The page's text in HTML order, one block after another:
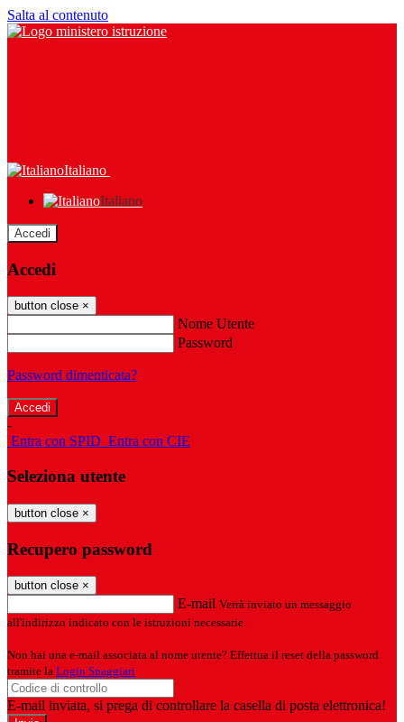
Salta al contenuto
Italiano
Italiano
Accedi
Accedi
button close ×
Nome Utente
Password
Password dimenticata?
-
Entra con SPID Entra con CIE
Seleziona utente
button close ×
Recupero password
button close ×
E-mail Verrà inviato un messaggio
all'indirizzo indicato con le istruzioni necessarie.
Non hai una e-mail associata al nome utente? Effettua il reset della password
tramite la Login Spaggiari
E-mail inviata, si prega di controllare la casella di posta elettronica!